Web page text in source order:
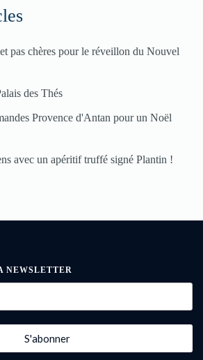
pas chères pour le réveillon du Nouvel
des Thés
Provence d'Antan pour un Noël
avec un apéritif truffé signé Plantin !
NEWSLETTER
S'abonner